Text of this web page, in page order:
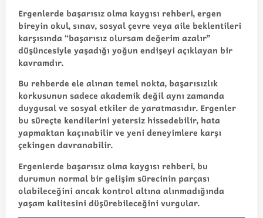
Ergenlerde başarısız olma kaygısı rehberi, ergen
bireyin okul, sınav, sosyal çevre veya aile beklentileri
karşısında “başarısız olursam değerim azalır”
düşüncesiyle yaşadığı yoğun endişeyi açıklayan bir
kavramdır.
Bu rehberde ele alınan temel nokta, başarısızlık
korkusunun sadece akademik değil aynı zamanda
duygusal ve sosyal etkiler de yaratmasıdır. Ergenler
bu süreçte kendilerini yetersiz hissedebilir, hata
yapmaktan kaçınabilir ve yeni deneyimlere karşı
çekingen davranabilir.
Ergenlerde başarısız olma kaygısı rehberi, bu
durumun normal bir gelişim sürecinin parçası
olabileceğini ancak kontrol altına alınmadığında
yaşam kalitesini düşürebileceğini vurgular.